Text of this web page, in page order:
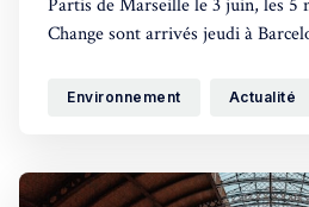
Partis de Marseille le 3 juin, les 5
Change sont arrivés jeudi à
marine causée par les mégots.
Environnement Actualité